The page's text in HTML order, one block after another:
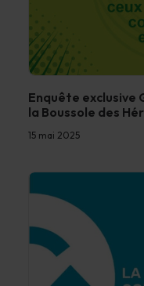
Enquête exclusive
la Boussole des
15 mai 2025